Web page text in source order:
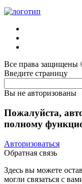
Все права защищены
Введите страницу
Вы не авторизованы
Пожалуйста,
полному
Авторизоваться
Обратная связь
Здесь вы можете
могли связаться с